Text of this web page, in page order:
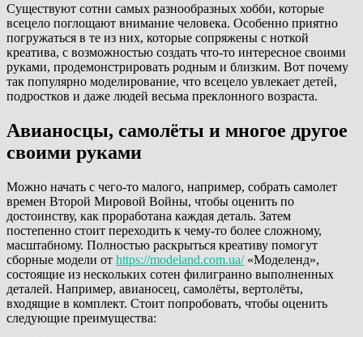
Существуют сотни самых разнообразных хобби, которые
всецело поглощают внимание человека. Особенно приятно
погружаться в те из них, которые сопряжены с ноткой
креатива, с возможностью создать что-то интересное своими
руками, продемонстрировать родным и близким. Вот почему
так популярно моделирование, что всецело увлекает детей,
подростков и даже людей весьма преклонного возраста.
Авианосцы, самолёты и многое другое
своими руками
Можно начать с чего-то малого, например, собрать самолет
времен Второй Мировой Войны, чтобы оценить по
достоинству, как проработана каждая деталь. Затем
постепенно стоит переходить к чему-то более сложному,
масштабному. Полностью раскрыться креативу помогут
сборные модели от https://modeland.com.ua/«Моделенд»,
состоящие из нескольких сотен филигранно выполненных
деталей. Например, авианосец, самолёты, вертолёты,
входящие в комплект. Стоит попробовать, чтобы оценить
следующие преимущества: